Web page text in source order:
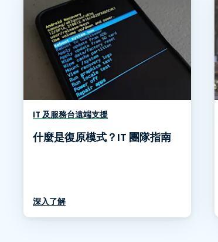
IT 及服務台遠端支援
什麼是復原模式？IT 團隊指南
深入了解